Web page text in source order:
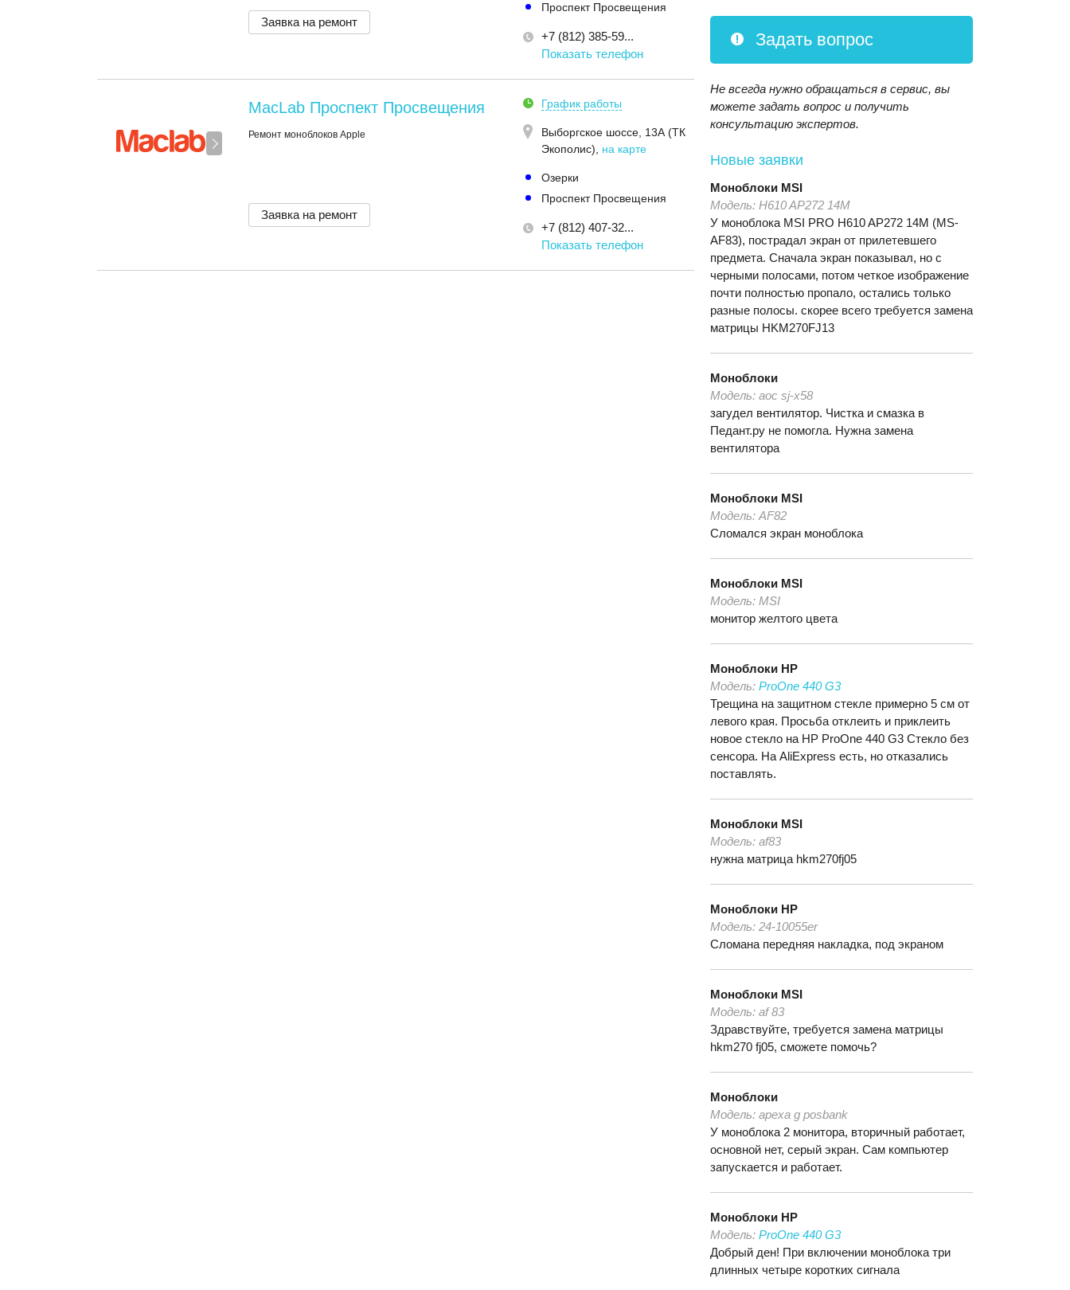
Проспект Просвещения
+7 (812) 385-59...
Показать телефон
Заявка на ремонт
MacLab Проспект Просвещения
Ремонт моноблоков Apple
График работы
Выборгское шоссе, 13А (ТК
Экополис)
на карте
Озерки
Проспект Просвещения
+7 (812) 407-32...
Показать телефон
Заявка на ремонт
Задать вопрос
Не всегда нужно обращаться в сервис, вы
можете задать вопрос и получить
консультацию экспертов.
Новые заявки
Моноблоки MSI
Модель: H610 AP272 14M
У моноблока MSI PRO H610 AP272 14M (MS-
AF83), пострадал экран от прилетевшего
предмета. Сначала экран показывал, но с
черными полосами, потом четкое изображение
почти полностью пропало, остались только
разные полосы. скорее всего требуется замена
матрицы HKM270FJ13
Моноблоки
Модель: aoc sj-x58
загудел вентилятор. Чистка и смазка в
Педант.ру не помогла. Нужна замена
вентилятора
Моноблоки MSI
Модель: AF82
Сломался экран моноблока
Моноблоки MSI
Модель: MSI
монитор желтого цвета
Моноблоки HP
Модель: ProOne 440 G3
Трещина на защитном стекле примерно 5 см от
левого края. Просьба отклеить и приклеить
новое стекло на HP ProOne 440 G3 Стекло без
сенсора. На AliExpress есть, но отказались
поставлять.
Моноблоки MSI
Модель: af83
нужна матрица hkm270fj05
Моноблоки HP
Модель: 24-10055er
Сломана передняя накладка, под экраном
Моноблоки MSI
Модель: af 83
Здравствуйте, требуется замена матрицы
hkm270 fj05, сможете помочь?
Моноблоки
Модель: apexa g posbank
У моноблока 2 монитора, вторичный работает,
основной нет, серый экран. Сам компьютер
запускается и работает.
Моноблоки HP
Модель: ProOne 440 G3
Добрый ден! При включении моноблока три
длинных четыре коротких сигнала